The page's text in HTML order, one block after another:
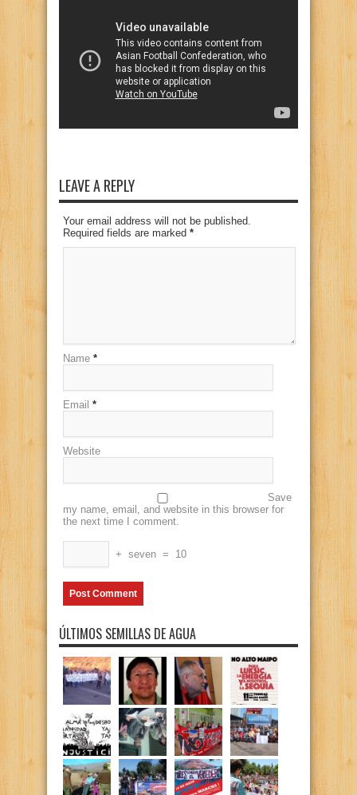
LEAVE A REPLY
Your email address will not be published.
Required fields are marked *
Name *
Email *
Website
Save
my name, email, and website in this browser for
the next time I comment.
+ seven = 10
ÚLTIMOS SEMILLAS DE AGUA